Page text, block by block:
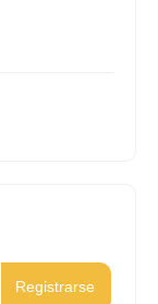
Registrarse